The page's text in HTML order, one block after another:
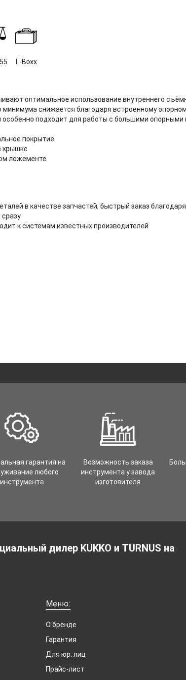
L-Boxx
оптимальное использование внутреннего
минимума снижается благодаря встроенному
подходит для работы с большими опорными
покрытие
крышке
ложементе
в качестве запчастей, быстрый заказ
к системам известных производителей
гарантия на
любого
инструмента
Возможность заказа
инструмента у завода
изготовителя
дилер KUKKO и TURNUS на
Меню:
О бренде
Гарантия
Для юр. лиц
Прайс-лист